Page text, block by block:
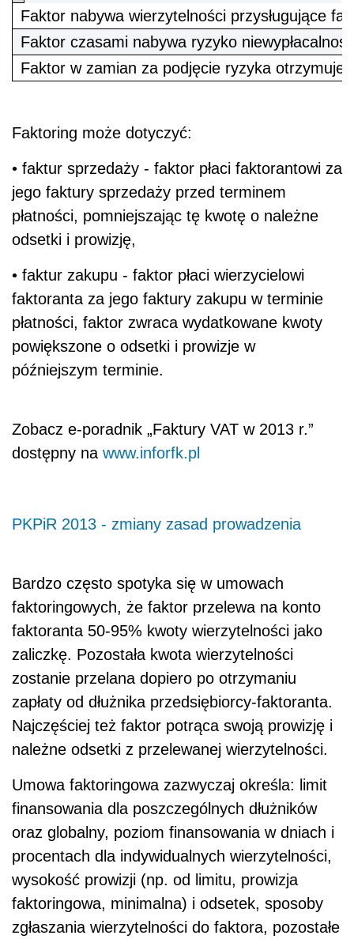
Faktor nabywa wierzytelności przysługujące
Faktor czasami nabywa ryzyko
Faktor w zamian za podjęcie ryzyka
Faktoring może dotyczyć:
• faktur sprzedaży - faktor płaci faktorantowi za
jego faktury sprzedaży przed terminem
płatności, pomniejszając tę kwotę o należne
odsetki i prowizję,
• faktur zakupu - faktor płaci wierzycielowi
faktoranta za jego faktury zakupu w terminie
płatności, faktor zwraca wydatkowane kwoty
powiększone o odsetki i prowizje w
późniejszym terminie.
Zobacz e-poradnik „Faktury VAT w 2013 r.”
dostępny na www.inforfk.pl
PKPiR 2013 - zmiany zasad prowadzenia
Bardzo często spotyka się w umowach
faktoringowych, że faktor przelewa na konto
faktoranta 50-95% kwoty wierzytelności jako
zaliczkę. Pozostała kwota wierzytelności
zostanie przelana dopiero po otrzymaniu
zapłaty od dłużnika przedsiębiorcy-faktoranta.
Najczęściej też faktor potrąca swoją prowizję i
należne odsetki z przelewanej wierzytelności.
Umowa faktoringowa zazwyczaj określa: limit
finansowania dla poszczególnych dłużników
oraz globalny, poziom finansowania w dniach i
procentach dla indywidualnych wierzytelności,
wysokość prowizji (np. od limitu, prowizja
faktoringowa, minimalna) i odsetek, sposoby
zgłaszania wierzytelności do faktora, pozostałe